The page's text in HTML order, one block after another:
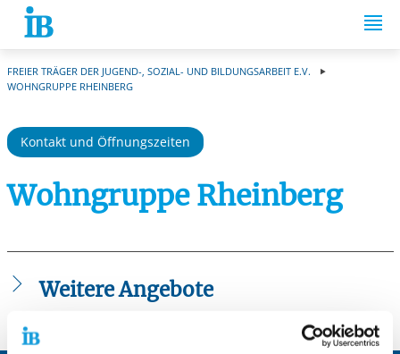
Springe zum Inhalt
FREIER TRÄGER DER JUGEND-, SOZIAL- UND BILDUNGSARBEIT E.V.
WOHNGRUPPE RHEINBERG
Kontakt und Öffnungszeiten
Wohngruppe Rheinberg
Weitere Angebote
Wohngruppe Rheinberg